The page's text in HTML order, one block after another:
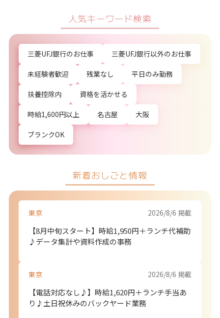
人気キーワード検索
三菱UFJ銀行のお仕事 三菱UFJ銀行以外のお仕事
未経験者歓迎 残業なし 平日のみ勤務
扶養控除内 資格を活かせる
時給1,600円以上 名古屋 大阪
ブランクOK